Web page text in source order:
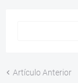
Artículo Anterior